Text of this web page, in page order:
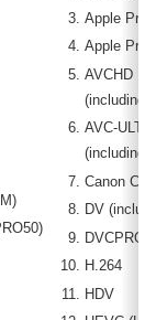
Apple
Apple
AVCHD
(including
AVC-
(including
Canon
DV
DVCPRO
H.264
HDV